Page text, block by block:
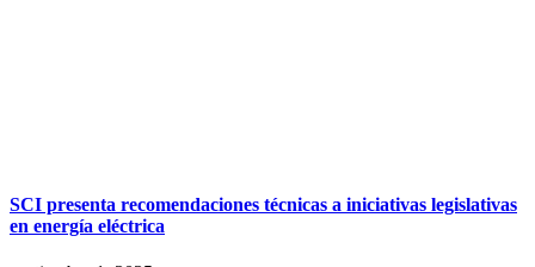
SCI presenta recomendaciones técnicas a iniciativas legislativas
en energía eléctrica